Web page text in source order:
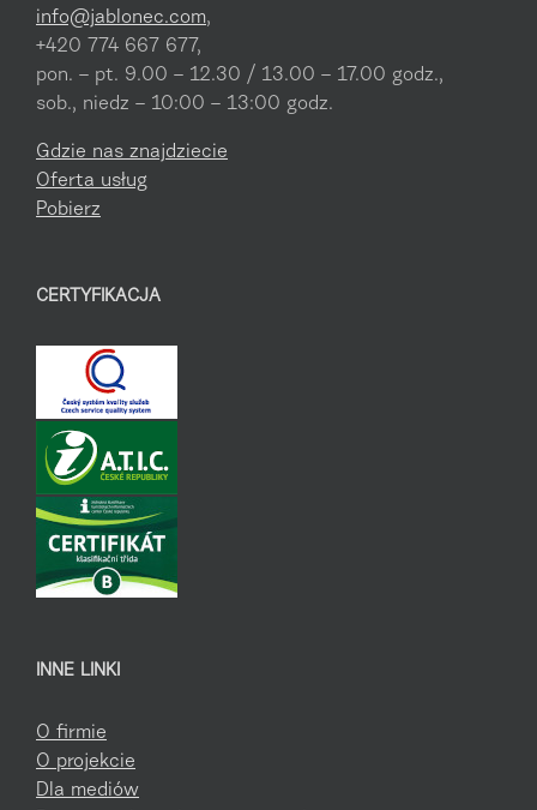
info@jablonec.com,
+420 774 667 677,
pon. – pt. 9.00 – 12.30 / 13.00 – 17.00 godz.,
sob., niedz – 10:00 – 13:00 godz.
Gdzie nas znajdziecie
Oferta usług
Pobierz
CERTYFIKACJA
INNE LINKI
O firmie
O projekcie
Dla mediów